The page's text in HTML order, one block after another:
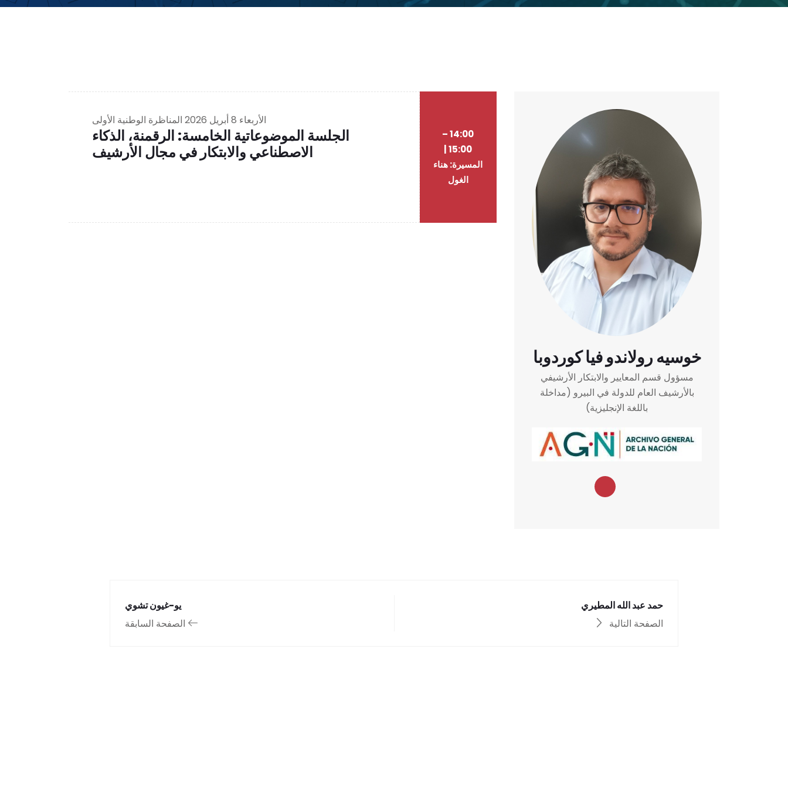
خوسيه رولاندو فيا كوردوبا
مسؤول قسم المعايير والابتكار الأرشيفي
بالأرشيف العام للدولة في البيرو (مداخلة
باللغة الإنجليزية)
14:00 –
15:00 |
المسيرة: هناء
الغول
الأربعاء 8 أبريل 2026 المناظرة الوطنية الأولى
الجلسة الموضوعاتية الخامسة: الرقمنة، الذكاء
الاصطناعي والابتكار في مجال الأرشيف
يو-غيون تشوي
الصفحة السابقة
حمد عبد الله المطيري
الصفحة التالية